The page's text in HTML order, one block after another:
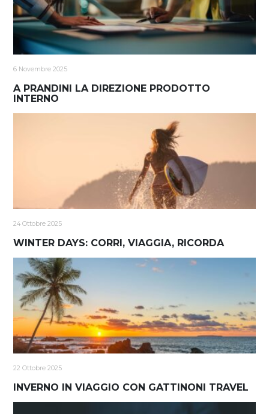
6 Novembre 2025
A PRANDINI LA DIREZIONE PRODOTTO
INTERNO
24 Ottobre 2025
WINTER DAYS: CORRI, VIAGGIA, RICORDA
22 Ottobre 2025
INVERNO IN VIAGGIO CON GATTINONI TRAVEL